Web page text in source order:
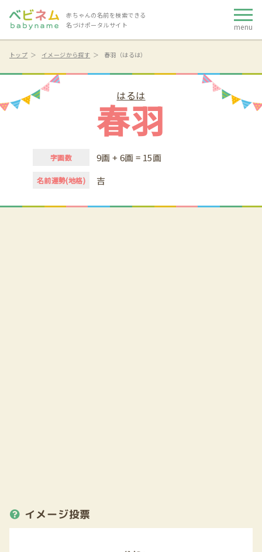
赤ちゃんの名前を検索できる
名づけポータルサイト
menu
トップ イメージから探す 春羽（はるは）
はるは
春羽
字画数 9画 + 6画 = 15画
名前運勢(地格) 吉
イメージ投票